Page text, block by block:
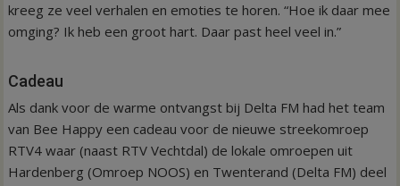
kreeg ze veel verhalen en emoties te horen. “Hoe ik daar mee
omging? Ik heb een groot hart. Daar past heel veel in.”
Cadeau
Als dank voor de warme ontvangst bij Delta FM had het team
van Bee Happy een cadeau voor de nieuwe streekomroep
RTV4 waar (naast RTV Vechtdal) de lokale omroepen uit
Hardenberg (Omroep NOOS) en Twenterand (Delta FM) deel